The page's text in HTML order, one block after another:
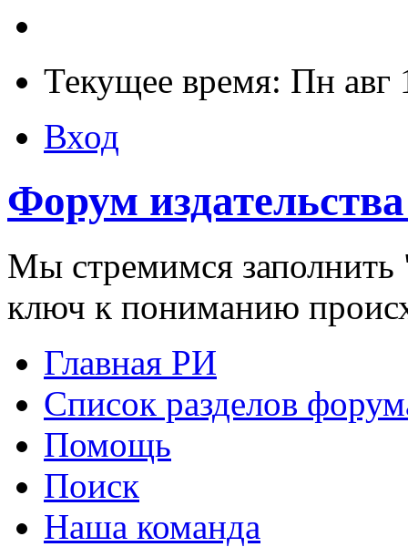
Текущее время: Пн авг
Вход
Форум
Мы стремимся заполнить
ключ к пониманию
Главная РИ
Список разделов
Помощь
Поиск
Наша команда